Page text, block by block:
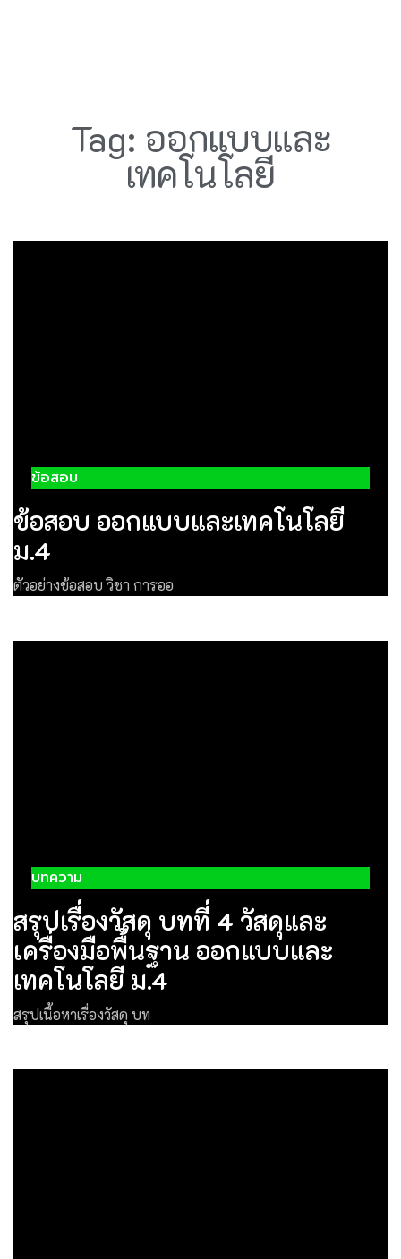
Tag: ออกแบบและ
เทคโนโลยี
ข้อสอบ
ข้อสอบ ออกแบบและเทคโนโลยี
ม.4
ตัวอย่างข้อสอบ วิชา การออ
บทความ
สรุปเรื่องวัสดุ บทที่ 4 วัสดุและ
เครื่องมือพื้นฐาน ออกแบบและ
เทคโนโลยี ม.4
สรุปเนื้อหาเรื่องวัสดุ บท